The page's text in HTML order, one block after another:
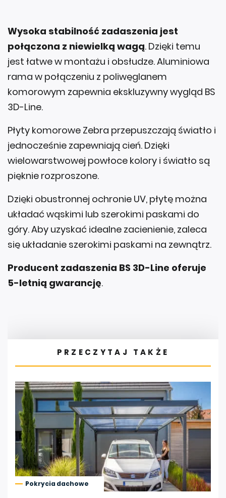
Wysoka stabilność zadaszenia jest
połączona z niewielką wagą. Dzięki temu
jest łatwe w montażu i obsłudze. Aluminiowa
rama w połączeniu z poliwęglanem
komorowym zapewnia ekskluzywny wygląd BS
3D-Line.
Płyty komorowe Zebra przepuszczają światło i
jednocześnie zapewniają cień. Dzięki
wielowarstwowej powłoce kolory i światło są
pięknie rozproszone.
Dzięki obustronnej ochronie UV, płytę można
układać wąskimi lub szerokimi paskami do
góry. Aby uzyskać idealne zacienienie, zaleca
się układanie szerokimi paskami na zewnątrz.
Producent zadaszenia BS 3D-Line oferuje
5-letnią gwarancję.